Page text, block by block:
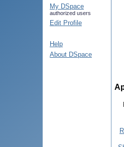
My DSpace
authorized users
Edit Profile
Help
About DSpace